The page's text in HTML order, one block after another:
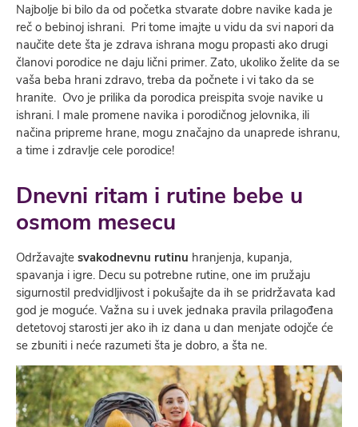
Najbolje bi bilo da od početka stvarate dobre navike kada je
reč o bebinoj ishrani. Pri tome imajte u vidu da svi napori da
naučite dete šta je zdrava ishrana mogu propasti ako drugi
članovi porodice ne daju lični primer. Zato, ukoliko želite da se
vaša beba hrani zdravo, treba da počnete i vi tako da se
hranite. Ovo je prilika da porodica preispita svoje navike u
ishrani. I male promene navika i porodičnog jelovnika, ili
načina pripreme hrane, mogu značajno da unaprede ishranu,
a time i zdravlje cele porodice!
Dnevni ritam i rutine bebe u
osmom mesecu
Održavajte svakodnevnu rutinu hranjenja, kupanja,
spavanja i igre. Decu su potrebne rutine, one im pružaju
sigurnostiI predvidljivost i pokušajte da ih se pridržavata kad
god je moguće. Važna su i uvek jednaka pravila prilagođena
detetovoj starosti jer ako ih iz dana u dan menjate odojče će
se zbuniti i neće razumeti šta je dobro, a šta ne.